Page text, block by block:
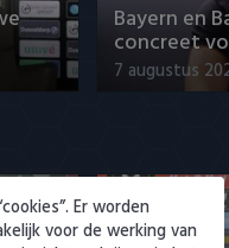
Bayern en
concreet
7 augustus
Er worden
voor de werking van